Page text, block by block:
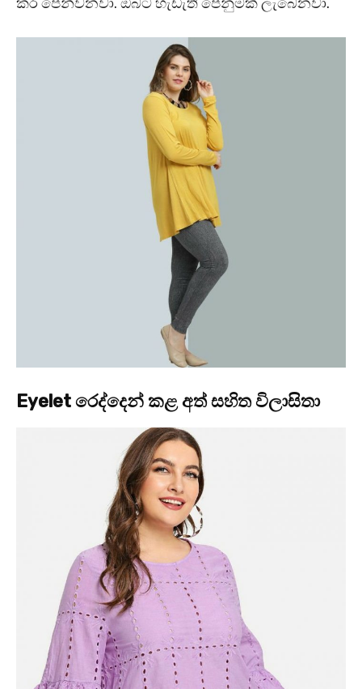
කර පෙන්වනවා. ඔබට හැඩැති පෙනුමක් ලැබෙනවා.
Eyelet රෙද්දෙන් කළ අත් සහිත විලාසිතා